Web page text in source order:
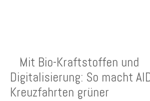
Mit Bio-Kraftstoffen und
Digitalisierung: So macht
Kreuzfahrten grüner